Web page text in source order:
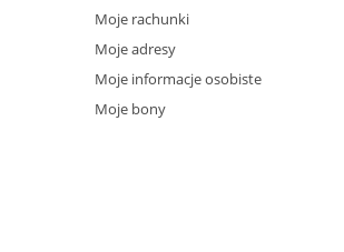
Moje rachunki
Moje adresy
Moje informacje osobiste
Moje bony